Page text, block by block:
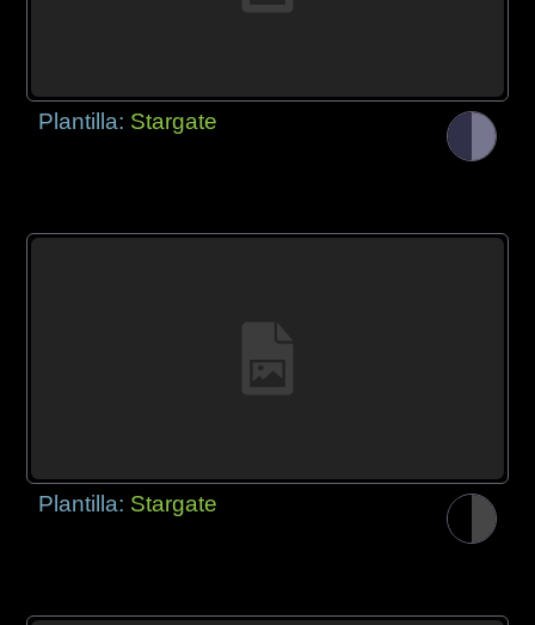
Plantilla: Stargate
Plantilla: Stargate